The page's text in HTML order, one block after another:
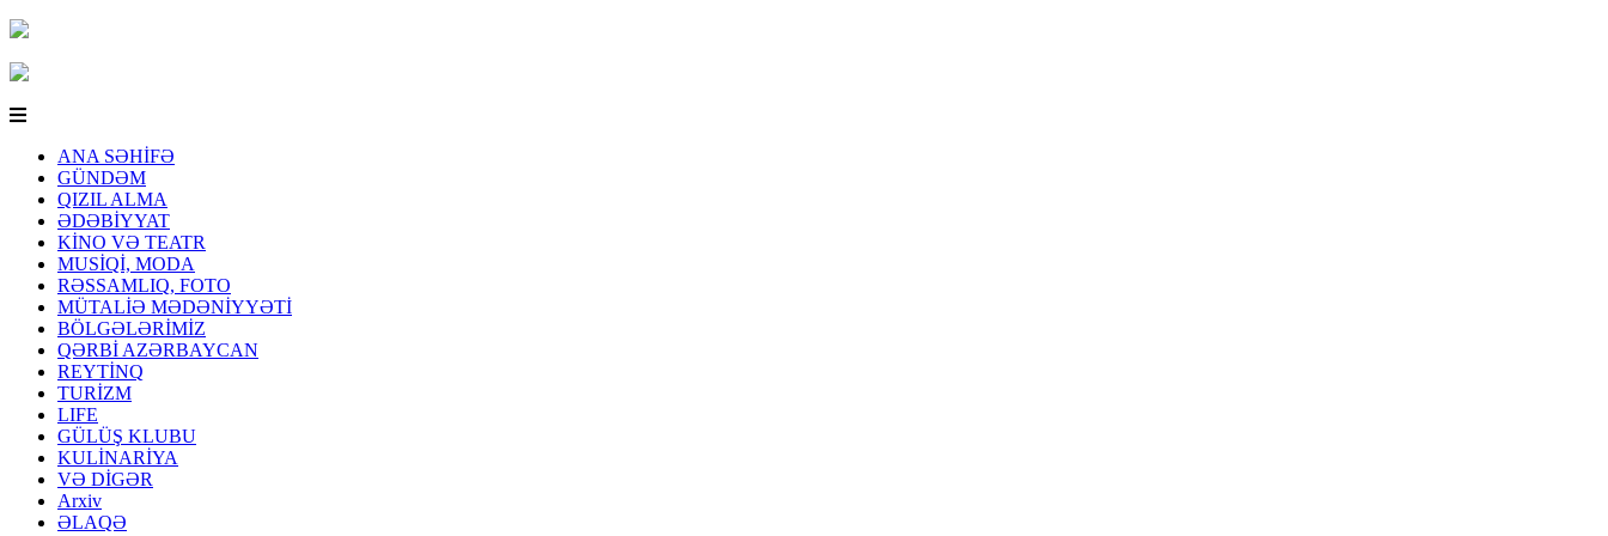
ANA SƏHİFƏ
GÜNDƏM
QIZIL ALMA
ƏDƏBİYYAT
KİNO VƏ TEATR
MUSİQİ, MODA
RƏSSAMLIQ, FOTO
MÜTALİƏ MƏDƏNİYYƏTİ
BÖLGƏLƏRİMİZ
QƏRBİ AZƏRBAYCAN
REYTİNQ
TURİZM
LIFE
GÜLÜŞ KLUBU
KULİNARİYA
VƏ DİGƏR
Arxiv
ƏLAQƏ